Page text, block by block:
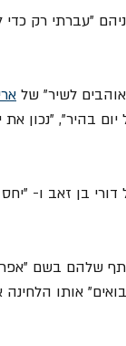
ביניהם "עברתי רק
בהיר", "נכון את
של דורי בן זאב ו-
המשותף שלהם בשם
אותו